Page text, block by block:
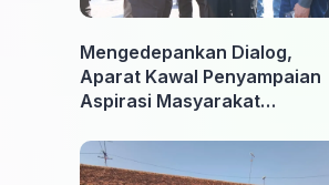
Mengedepankan Dialog,
Aparat Kawal Penyampaian
Aspirasi Masyarakat